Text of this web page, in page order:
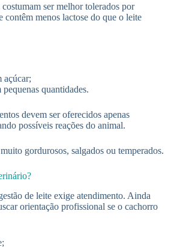
ser melhor tolerados por
contêm menos lactose do que o leite
açúcar;
quantidades.
devem ser oferecidos apenas
possíveis reações do animal.
gordurosos, salgados ou temperados.
de leite exige atendimento. Ainda
orientação profissional se o cachorro